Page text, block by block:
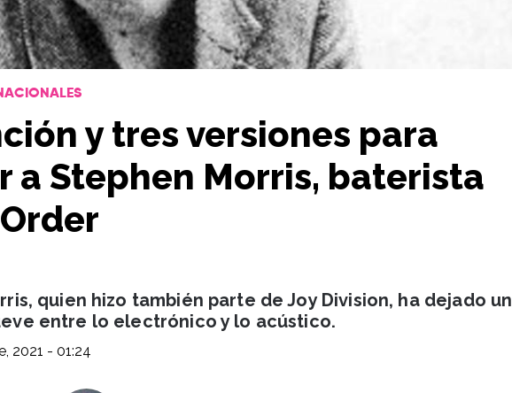
y tres versiones para
a Stephen Morris, baterista
quien hizo también parte de Joy Division, ha dejado un
entre lo electrónico y lo acústico.
2021 - 01:24